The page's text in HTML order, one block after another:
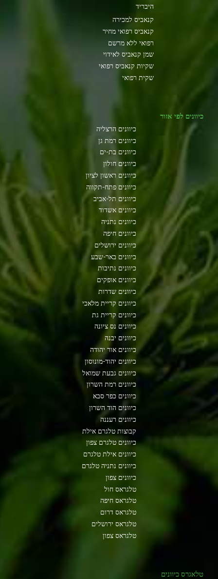
היבריד
קנאביס למכירה
קנאביס רפואי מחיר
רפואי ללא מרשם
שמן קנאביס לאידוי
שקיות קנאביס רפואי
שקית רפואי
כיוונים לפי אזור
כיוונים הרצליה
כיוונים רמת גן
כיוונים בת-ים
כיוונים חולון
כיוונים ראשון לציון
כיוונים פתח-תקווה
כיוונים תל-אביב
כיוונים אשדוד
כיוונים נתניה
כיוונים חיפה
כיוונים ירושלים
כיוונים באר-שבע
כיוונים נתיבות
כיוונים אופקים
כיוונים שדרות
כיוונים קריית מלאכי
כיוונים קריית גת
כיוונים נס ציונה
כיוונים יבנה
כיוונים אור יהודה
כיוונים יהוד-מונוסון
כיוונים גבעת שמואל
כיוונים רמת השרון
כיוונים כפר סבא
כיוונים הוד השרון
כיוונים רעננה
קבוצות טלגרם אילת
כיוונים טלגרם צפון
כיוונים אילת טלגרם
כיוונים נתניה טלגרם
כיוונים צפון
טלגראס חול
טלגראס חיפה
טלגראס דרום
טלגראס ירושלים
טלגראס צפון
טלאגרס כיוונים